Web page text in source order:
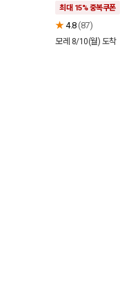
최대 15% 중복쿠폰
★4.8(87)
모레 8/10(월) 도착